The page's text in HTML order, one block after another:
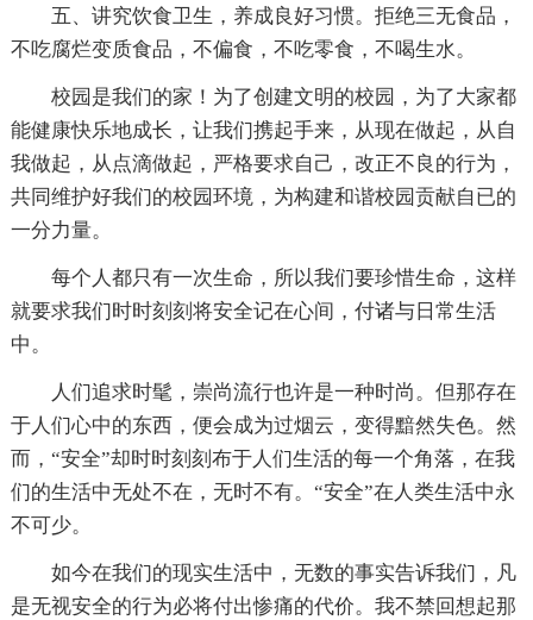
五、讲究饮食卫生，养成良好习惯。拒绝三无食品，
不吃腐烂变质食品，不偏食，不吃零食，不喝生水。
校园是我们的家！为了创建文明的校园，为了大家都
能健康快乐地成长，让我们携起手来，从现在做起，从自
我做起，从点滴做起，严格要求自己，改正不良的行为，
共同维护好我们的校园环境，为构建和谐校园贡献自已的
一分力量。
每个人都只有一次生命，所以我们要珍惜生命，这样
就要求我们时时刻刻将安全记在心间，付诸与日常生活
中。
人们追求时髦，崇尚流行也许是一种时尚。但那存在
于人们心中的东西，便会成为过烟云，变得黯然失色。然
而，“安全”却时时刻刻布于人们生活的每一个角落，在我
们的生活中无处不在，无时不有。“安全”在人类生活中永
不可少。
如今在我们的现实生活中，无数的事实告诉我们，凡
是无视安全的行为必将付出惨痛的代价。我不禁回想起那